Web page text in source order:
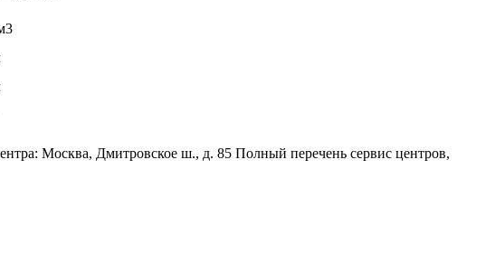
Москва, Дмитровское ш., д. 85 Полный перечень сервис центров,